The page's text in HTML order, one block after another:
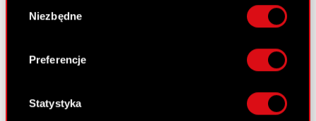
Gromadzić dane dotyczące Twojej
lokalizacji geograficznej z dokładnością nawet
Identyfikować Twoje urządzenie, aktywnie
analizując charakteryzującego je zbiory
palca)
zgody
Niezbędne
Preferencje
Statystyka
Inwestorzy
Media